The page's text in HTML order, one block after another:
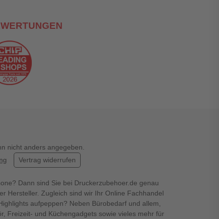
nicht anders angegeben.
Vertrag widerrufen
Dann sind Sie bei Druckerzubehoer.de genau
Hersteller. Zugleich sind wir Ihr Online Fachhandel
aufpeppen? Neben Bürobedarf und allem,
Freizeit- und Küchengadgets sowie vieles mehr für